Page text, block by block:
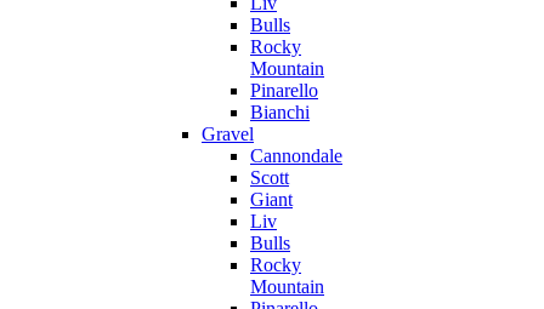
Bulls
Rocky
Mountain
Pinarello
Bianchi
Gravel
Cannondale
Scott
Giant
Liv
Bulls
Rocky
Mountain